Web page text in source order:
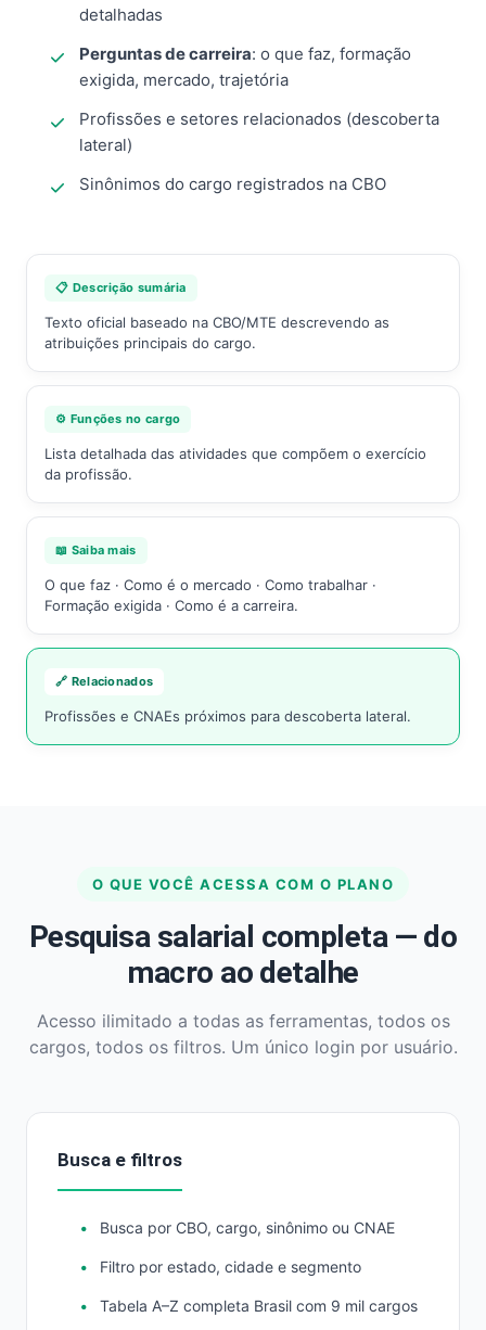
detalhadas
Perguntas de carreira: o que faz, formação
exigida, mercado, trajetória
Profissões e setores relacionados (descoberta
lateral)
Sinônimos do cargo registrados na CBO
📋 Descrição sumária
Texto oficial baseado na CBO/MTE descrevendo as
atribuições principais do cargo.
⚙️ Funções no cargo
Lista detalhada das atividades que compõem o exercício
da profissão.
📖 Saiba mais
O que faz · Como é o mercado · Como trabalhar ·
Formação exigida · Como é a carreira.
🔗 Relacionados
Profissões e CNAEs próximos para descoberta lateral.
O QUE VOCÊ ACESSA COM O PLANO
Pesquisa salarial completa — do
macro ao detalhe
Acesso ilimitado a todas as ferramentas, todos os
cargos, todos os filtros. Um único login por usuário.
Busca e filtros
Busca por CBO, cargo, sinônimo ou CNAE
Filtro por estado, cidade e segmento
Tabela A–Z completa Brasil com 9 mil cargos